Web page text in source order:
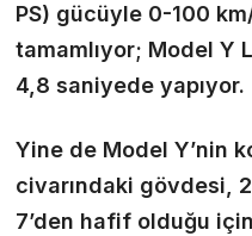
PS) gücüyle 0-100
tamamlıyor; Model Y
4,8 saniyede yapıyor.
Yine de Model Y’nin
civarındaki gövdesi,
7’den hafif olduğu